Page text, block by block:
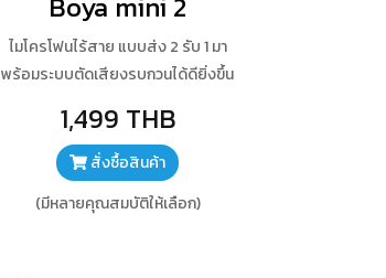
ไมโครโฟนไร้สาย แบบส่ง 2 รับ 1 มา
พร้อมระบบตัดเสียงรบกวนได้ดียิ่งขึ้น
ใช้งานง่าย เเสียบแล้วจับคู่อัตโนมัติ ตัว
ไมค์ แบตเตอรี่ ใช้งานได้ 6 ชั่วโมง หรือ
30 ชั่วโมง ถ้าใช้ร่วมกับเคสชาร์จ
1,499 THB
สั่งซื้อสินค้า
(มีหลายคุณสมบัติให้เลือก)